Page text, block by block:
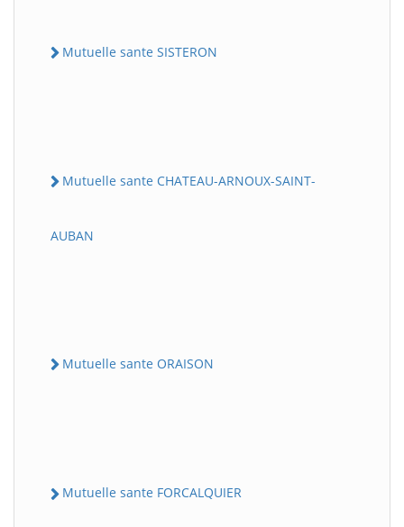
Mutuelle sante SISTERON
Mutuelle sante CHATEAU-ARNOUX-SAINT-
AUBAN
Mutuelle sante ORAISON
Mutuelle sante FORCALQUIER